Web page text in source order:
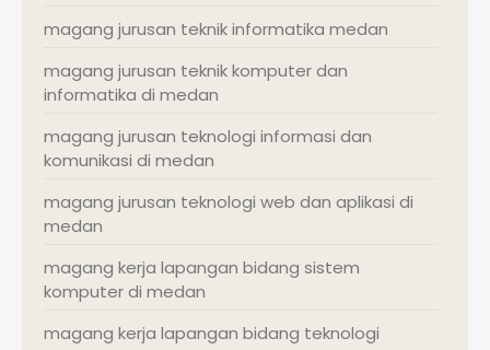
magang jurusan teknik informatika medan
magang jurusan teknik komputer dan
informatika di medan
magang jurusan teknologi informasi dan
komunikasi di medan
magang jurusan teknologi web dan aplikasi di
medan
magang kerja lapangan bidang sistem
komputer di medan
magang kerja lapangan bidang teknologi